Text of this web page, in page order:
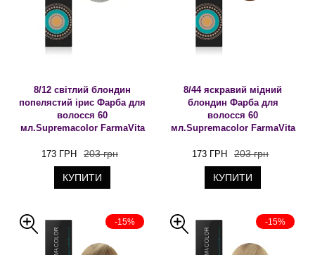
8/12 світлий блондин
попелястий ірис Фарба для
волосся 60
мл.Supremacolor FarmaVita
173 ГРН 203 грн
КУПИТИ
8/44 яскравий мідний
блондин Фарба для
волосся 60
мл.Supremacolor FarmaVita
173 ГРН 203 грн
КУПИТИ
-15% -15%